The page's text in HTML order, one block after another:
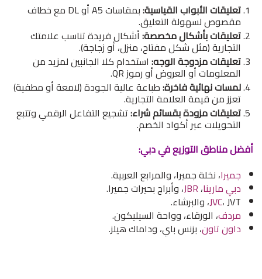
تعليقات الأبواب القياسية:
بمقاسات A5 أو DL مع خطاف
مقصوص لسهولة التعليق.
تعليقات بأشكال مخصصة:أشكال فريدة تناسب علامتك
التجارية (مثل شكل مفتاح، منزل، أو زجاجة).
تعليقات مزدوجة الوجه:استخدام كلا الجانبين لمزيد من
المعلومات أو العروض أو رموز QR.
لمسات نهائية فاخرة:طباعة عالية الجودة (لامعة أو مطفية)
تعزز من قيمة العلامة التجارية.
تعليقات مزودة بقسائم شراء:تشجيع التفاعل الرقمي وتتبع
التحويلات عبر أكواد الخصم.
أفضل مناطق التوزيع في دبي:
جميرا، نخلة جميرا، والمرابع العربية.
دبي مارينا، JBR، وأبراج بحيرات جميرا.
JVC، JVT، والبرشاء.
مردف، الورقاء، وواحة السيليكون.
داون تاون، بزنس باي، وداماك هيلز.